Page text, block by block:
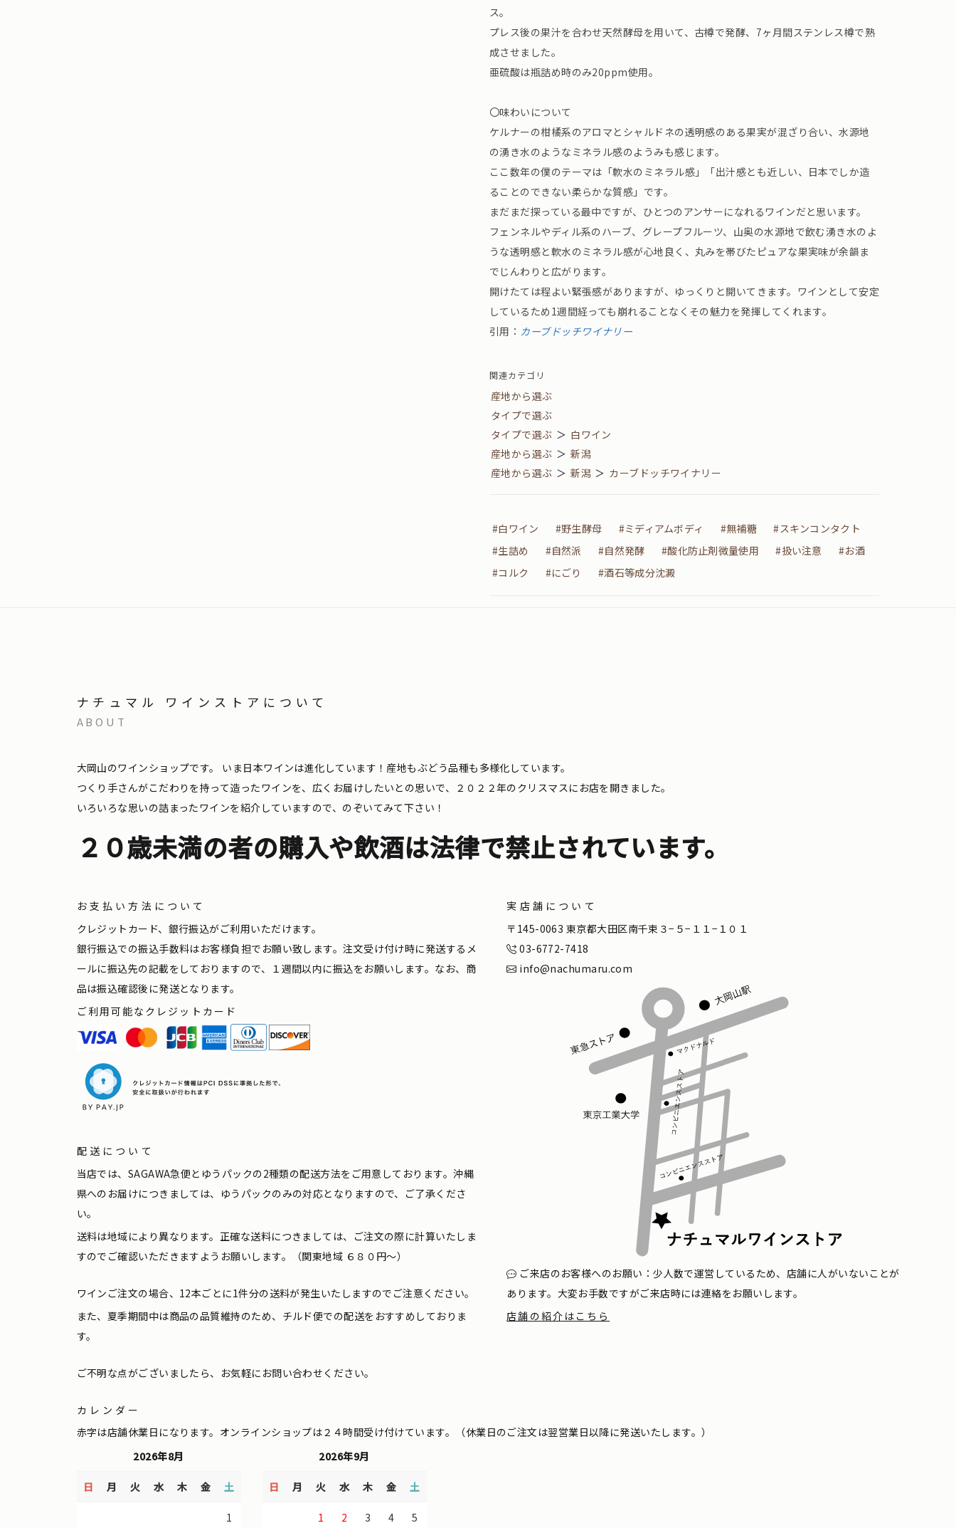
ス。
プレス後の果汁を合わせ天然酵母を用いて、古樽で発酵、7ヶ月間ステンレス樽で熟
成させました。
亜硫酸は瓶詰め時のみ20ppm使用。
〇味わいについて
ケルナーの柑橘系のアロマとシャルドネの透明感のある果実が混ざり合い、水源地
の湧き水のようなミネラル感のようみも感じます。
ここ数年の僕のテーマは「軟水のミネラル感」「出汁感とも近しい、日本でしか造
ることのできない柔らかな質感」です。
まだまだ探っている最中ですが、ひとつのアンサーになれるワインだと思います。
フェンネルやディル系のハーブ、グレープフルーツ、山奥の水源地で飲む湧き水のよ
うな透明感と軟水のミネラル感が心地良く、丸みを帯びたピュアな果実味が余韻ま
でじんわりと広がります。
開けたては程よい緊張感がありますが、ゆっくりと開いてきます。ワインとして安定
しているため1週間経っても崩れることなくその魅力を発揮してくれます。
引用： カーブドッチワイナリー
関連カテゴリ
産地から選ぶ
タイプで選ぶ
タイプで選ぶ ＞ 白ワイン
産地から選ぶ ＞ 新潟
産地から選ぶ ＞ 新潟 ＞ カーブドッチワイナリー
#白ワイン #野生酵母 #ミディアムボディ #無補糖
#スキンコンタクト
#生詰め
#自然派 #自然発酵 #酸化防止剤微量使用 #扱い注意
#お酒
#コルク
#にごり #酒石等成分沈澱
ナチュマル ワインストアについて
ABOUT
大岡山のワインショップです。
いま日本ワインは進化しています！産地もぶどう品種も多様化しています。
つくり手さんがこだわりを持って造ったワインを、広くお届けしたいとの思いで、２０２２年のクリスマスにお店を開きました。
いろいろな思いの詰まったワインを紹介していますので、のぞいてみて下さい！
２０歳未満の者の購入や飲酒は法律で禁止されています。
お支払い方法について
クレジットカード、銀行振込がご利用いただけます。
銀行振込での振込手数料はお客様負担でお願い致します。注文受け付け時に発送するメ
ールに振込先の記載をしておりますので、１週間以内に振込をお願いします。なお、商
品は振込確認後に発送となります。
ご利用可能なクレジットカード
配送について
当店では、SAGAWA急便とゆうパックの2種類の配送方法をご用意しております。沖縄
県へのお届けにつきましては、ゆうパックのみの対応となりますので、ご了承くださ
い。
送料は地域により異なります。正確な送料につきましては、ご注文の際に計算いたしま
すのでご確認いただきますようお願いします。（関東地域 ６８０円〜）
ワインご注文の場合、12本ごとに1件分の送料が発生いたしますのでご注意ください。
また、夏季期間中は商品の品質維持のため、チルド便での配送をおすすめしておりま
す。
ご不明な点がございましたら、お気軽にお問い合わせください。
実店舗について
〒145-0063 東京都大田区南千束３−５−１１−１０１
03-6772-7418
info@nachumaru.com
ご来店のお客様へのお願い：少人数で運営しているため、店舗に人がいないことが
あります。大変お手数ですがご来店時には連絡をお願いします。
店舗の紹介はこちら
カレンダー
赤字は店舗休業日になります。オンラインショップは２４時間受け付けています。（休業日のご注文は翌営業日以降に発送いたします。）
2026年8月
日 月 火 水 木 金 土
1
2026年9月
日 月 火 水 木 金 土
1 2 3 4 5